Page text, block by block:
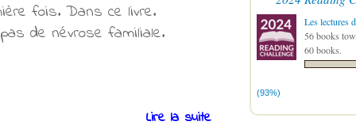
fois. Dans ce livre.
de névrose familiale.
Lire la suite
Les lectures
56 books
60 books.
(93%)